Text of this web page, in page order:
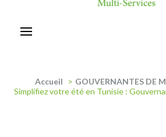
Accueil > GOUVERNANTES DE
Simplifiez votre été en Tunisie :